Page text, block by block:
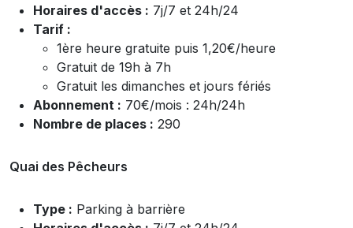
Horaires d'accès : 7j/7 et 24h/24
Tarif :
1ère heure gratuite puis 1,20€/heure
Gratuit de 19h à 7h
Gratuit les dimanches et jours fériés
Abonnement : 70€/mois : 24h/24h
Nombre de places : 290
Quai des Pêcheurs
Type : Parking à barrière